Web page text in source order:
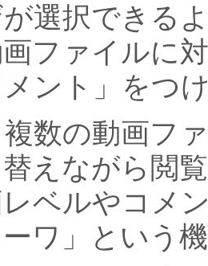
選択できる
ファイルに
ント」をつ
数の動画フ
えながら閲
ベルやコメ
ーワ」という